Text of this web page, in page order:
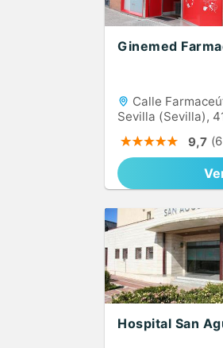
Ginemed
Calle
Sevilla (Sevilla),
9,7
Hospital San